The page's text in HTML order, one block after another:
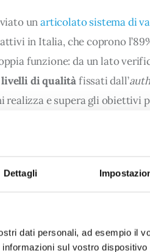
Dettagli
dati personali, ad esempio il
sul vostro
un articolato sistema di
in Italia, che coprono
funzione: da un lato
di qualità fissati dall’
realizza e supera gli obiettivi
prende in considerazione la
con i cittadini,
offerte. La valutazione